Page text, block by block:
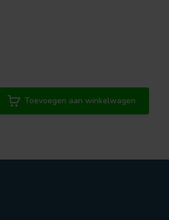
Toevoegen aan winkelwagen